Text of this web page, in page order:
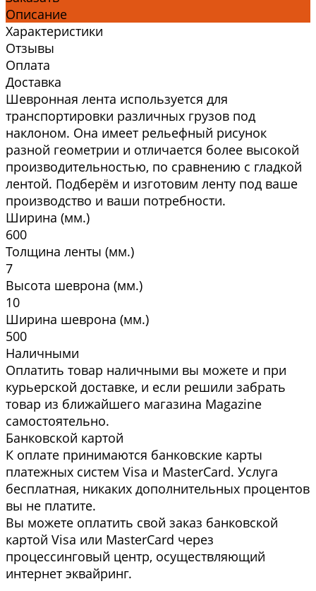
Описание
Характеристики
Отзывы
Оплата
Доставка
Шевронная лента используется для
транспортировки различных грузов под
наклоном. Она имеет рельефный рисунок
разной геометрии и отличается более высокой
производительностью, по сравнению с гладкой
лентой. Подберём и изготовим ленту под ваше
производство и ваши потребности.
Ширина (мм.)
600
Толщина ленты (мм.)
7
Высота шеврона (мм.)
10
Ширина шеврона (мм.)
500
Наличными
Оплатить товар наличными вы можете и при
курьерской доставке, и если решили забрать
товар из ближайшего магазина Magazine
самоcтоятельно.
Банковской картой
К оплате принимаются банковские карты
платежных систем Visa и MasterCard. Услуга
бесплатная, никаких дополнительных процентов
вы не платите.
Вы можете оплатить свой заказ банковской
картой Visa или MasterCard через
процессинговый центр, осуществляющий
интернет эквайринг.